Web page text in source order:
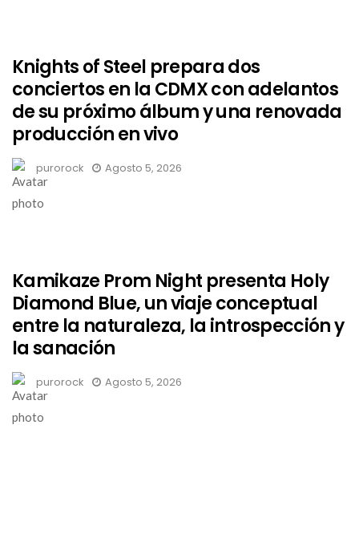
Knights of Steel prepara dos
conciertos en la CDMX con adelantos
de su próximo álbum y una renovada
producción en vivo
purorock Agosto 5, 2026
Kamikaze Prom Night presenta Holy
Diamond Blue, un viaje conceptual
entre la naturaleza, la introspección y
la sanación
purorock Agosto 5, 2026